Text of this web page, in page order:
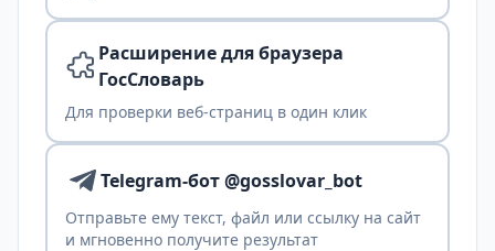
Расширение для браузера
ГосСловарь
Для проверки веб-страниц в один клик
Telegram-бот @gosslovar_bot
Отправьте ему текст, файл или ссылку на сайт
и мгновенно получите результат